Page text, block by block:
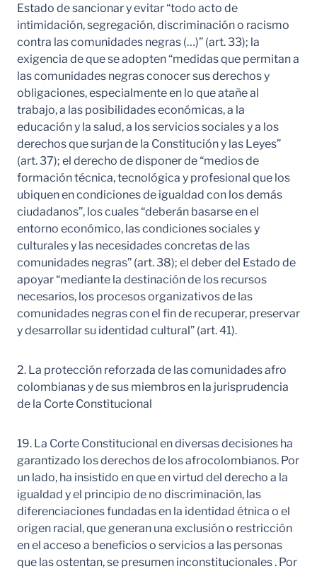
Estado de sancionar y evitar “todo acto de
intimidación, segregación, discriminación o racismo
contra las comunidades negras (…)” (art. 33); la
exigencia de que se adopten “medidas que permitan a
las comunidades negras conocer sus derechos y
obligaciones, especialmente en lo que atañe al
trabajo, a las posibilidades económicas, a la
educación y la salud, a los servicios sociales y a los
derechos que surjan de la Constitución y las Leyes”
(art. 37); el derecho de disponer de “medios de
formación técnica, tecnológica y profesional que los
ubiquen en condiciones de igualdad con los demás
ciudadanos”, los cuales “deberán basarse en el
entorno económico, las condiciones sociales y
culturales y las necesidades concretas de las
comunidades negras” (art. 38); el deber del Estado de
apoyar “mediante la destinación de los recursos
necesarios, los procesos organizativos de las
comunidades negras con el fin de recuperar, preservar
y desarrollar su identidad cultural” (art. 41).
2. La protección reforzada de las comunidades afro
colombianas y de sus miembros en la jurisprudencia
de la Corte Constitucional
19. La Corte Constitucional en diversas decisiones ha
garantizado los derechos de los afrocolombianos. Por
un lado, ha insistido en que en virtud del derecho a la
igualdad y el principio de no discriminación, las
diferenciaciones fundadas en la identidad étnica o el
origen racial, que generan una exclusión o restricción
en el acceso a beneficios o servicios a las personas
que las ostentan, se presumen inconstitucionales . Por